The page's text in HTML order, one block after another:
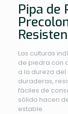
Pipa de
Las culturas
de piedra con
a la dureza
duraderas,
fáciles de
sólido hacen
estable.